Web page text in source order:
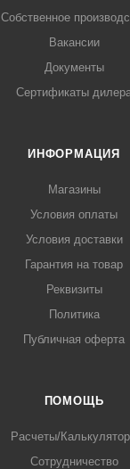
Собственное
Вакансии
Документы
Сертификаты
ИНФОРМАЦИЯ
Магазины
Условия оплаты
Условия доставки
Гарантия на товар
Реквизиты
Политика
Публичная оферта
ПОМОЩЬ
Расчеты/
Сотрудничество